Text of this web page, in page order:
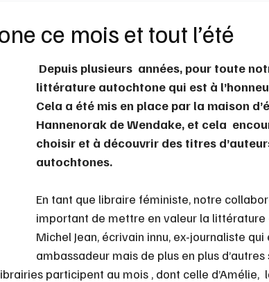
Maison Vins Alcools Technologie
ce mois et tout l’été
Depuis plusieurs  années, pour toute
littérature autochtone qui est à
Cela a été mis en place par la maison
Hannenorak de Wendake, et cela
choisir et à découvrir des titres
autochtones.
En tant que libraire féministe, notre
important de mettre en valeur la littérature
Michel Jean, écrivain innu, ex-journaliste qui
ambassadeur mais de plus en plus
participent au mois , dont celle d’Amélie,